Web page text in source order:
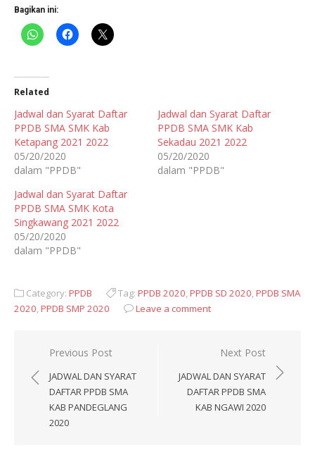
Bagikan ini:
Related
Jadwal dan Syarat Daftar
PPDB SMA SMK Kab
Ketapang 2021 2022
05/20/2020
dalam "PPDB"
Jadwal dan Syarat Daftar
PPDB SMA SMK Kab
Sekadau 2021 2022
05/20/2020
dalam "PPDB"
Jadwal dan Syarat Daftar
PPDB SMA SMK Kota
Singkawang 2021 2022
05/20/2020
dalam "PPDB"
Category: PPDB Tag: PPDB 2020,PPDB SD 2020,PPDB SMA
2020,PPDB SMP 2020 Leave a comment
Navigasi
pos
Previous Post
JADWAL DAN SYARAT
DAFTAR PPDB SMA
KAB PANDEGLANG
2020
Next Post
JADWAL DAN SYARAT
DAFTAR PPDB SMA
KAB NGAWI 2020